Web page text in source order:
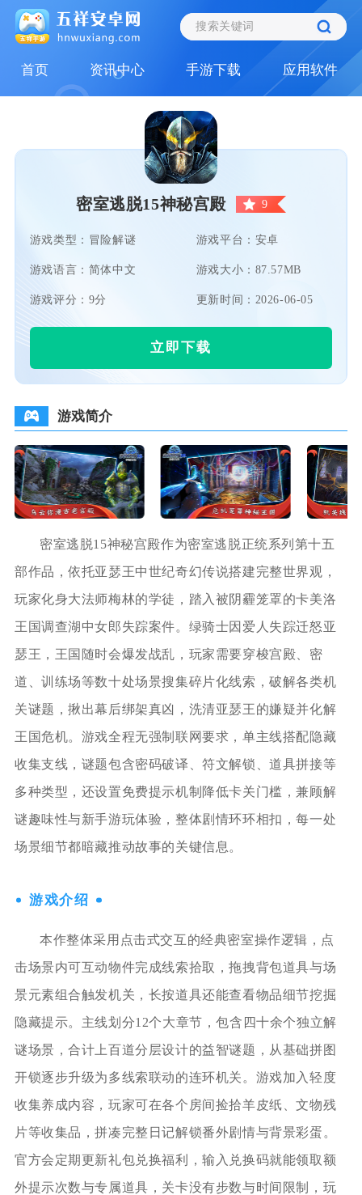
首页 资讯中心 手游下载 应用软件
密室逃脱15神秘宫殿 9
游戏类型：冒险解谜 游戏平台：安卓
游戏语言：简体中文 游戏大小：87.57MB
游戏评分：9分 更新时间：2026-06-05
立即下载
游戏简介
密室逃脱15神秘宫殿作为密室逃脱正统系列第十五
部作品，依托亚瑟王中世纪奇幻传说搭建完整世界观，
玩家化身大法师梅林的学徒，踏入被阴霾笼罩的卡美洛
王国调查湖中女郎失踪案件。绿骑士因爱人失踪迁怒亚
瑟王，王国随时会爆发战乱，玩家需要穿梭宫殿、密
道、训练场等数十处场景搜集碎片化线索，破解各类机
关谜题，揪出幕后绑架真凶，洗清亚瑟王的嫌疑并化解
王国危机。游戏全程无强制联网要求，单主线搭配隐藏
收集支线，谜题包含密码破译、符文解锁、道具拼接等
多种类型，还设置免费提示机制降低卡关门槛，兼顾解
谜趣味性与新手游玩体验，整体剧情环环相扣，每一处
场景细节都暗藏推动故事的关键信息。
游戏介绍
本作整体采用点击式交互的经典密室操作逻辑，点
击场景内可互动物件完成线索拾取，拖拽背包道具与场
景元素组合触发机关，长按道具还能查看物品细节挖掘
隐藏提示。主线划分12个大章节，包含四十余个独立解
谜场景，合计上百道分层设计的益智谜题，从基础拼图
开锁逐步升级为多线索联动的连环机关。游戏加入轻度
收集养成内容，玩家可在各个房间捡拾羊皮纸、文物残
片等收集品，拼凑完整日记解锁番外剧情与背景彩蛋。
官方会定期更新礼包兑换福利，输入兑换码就能领取额
外提示次数与专属道具，关卡没有步数与时间限制，玩